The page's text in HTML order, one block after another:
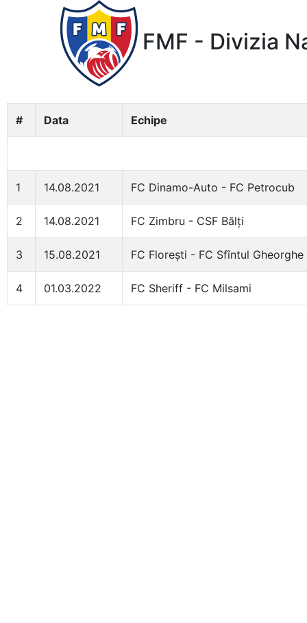
FMF - Divizia
# Data Echipe
1 14.08.2021 FC Dinamo-Auto - FC Petrocub
2 14.08.2021 FC Zimbru - CSF Bălți
3 15.08.2021 FC Florești - FC Sfîntul Gheorghe
4 01.03.2022 FC Sheriff - FC Milsami